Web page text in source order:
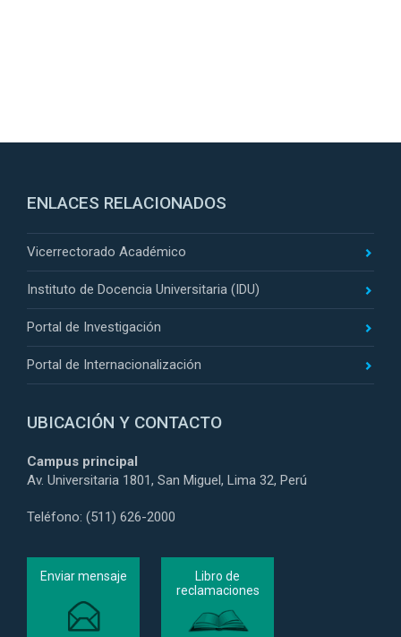
ENLACES RELACIONADOS
Vicerrectorado Académico
Instituto de Docencia Universitaria (IDU)
Portal de Investigación
Portal de Internacionalización
UBICACIÓN Y CONTACTO
Campus principal
Av. Universitaria 1801, San Miguel, Lima 32, Perú
Teléfono: (511) 626-2000
Enviar mensaje
Libro de
reclamaciones